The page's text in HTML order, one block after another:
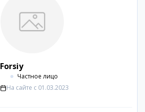
Forsiy
Частное лицо
На сайте с 01.03.2023